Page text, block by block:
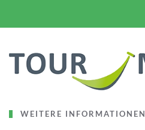
WEITERE INFORMATIONEN